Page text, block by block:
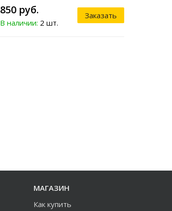
850 руб.
В наличии: 2 шт.
Заказать
МАГАЗИН
Как купить